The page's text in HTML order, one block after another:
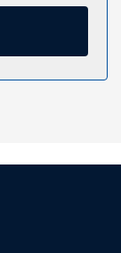
kabelové
psací stůl
jsou také